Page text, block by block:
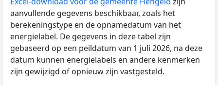
aanvullende gegevens beschikbaar, zoals het
berekeningstype en de opnamedatum van het
energielabel. De gegevens in deze tabel zijn
gebaseerd op een peildatum van 1 juli 2026, na deze
datum kunnen energielabels en andere kenmerken
zijn gewijzigd of opnieuw zijn vastgesteld.